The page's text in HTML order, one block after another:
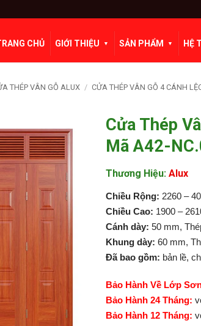
CHỦ GIỚI THIỆU SẢN PHẨM HỆ
THÉP VÂN GỖ ALUX / CỬA THÉP VÂN GỖ 4 CÁNH
Cửa Thép
Mã A42-
Thương Hiệu:Alux
Chiều Rộng: 2260 –
Chiều Cao: 1900 –
Cánh dày: 50 mm,
Khung dày: 60 mm,
Đã bao gồm: bản lề,
Bảo Hành Về Lớp
Bảo Hành 24 Tháng:
Bảo Hành 12 Tháng: